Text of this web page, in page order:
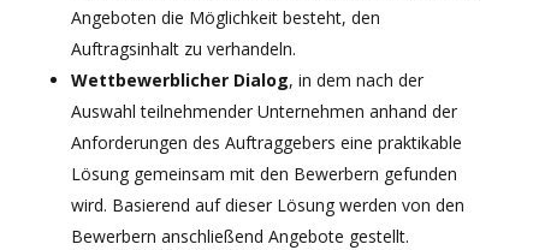
Angeboten die Möglichkeit besteht, den
Auftragsinhalt zu verhandeln.
Wettbewerblicher Dialog, in dem nach der
Auswahl teilnehmender Unternehmen anhand der
Anforderungen des Auftraggebers eine praktikable
Lösung gemeinsam mit den Bewerbern gefunden
wird. Basierend auf dieser Lösung werden von den
Bewerbern anschließend Angebote gestellt.